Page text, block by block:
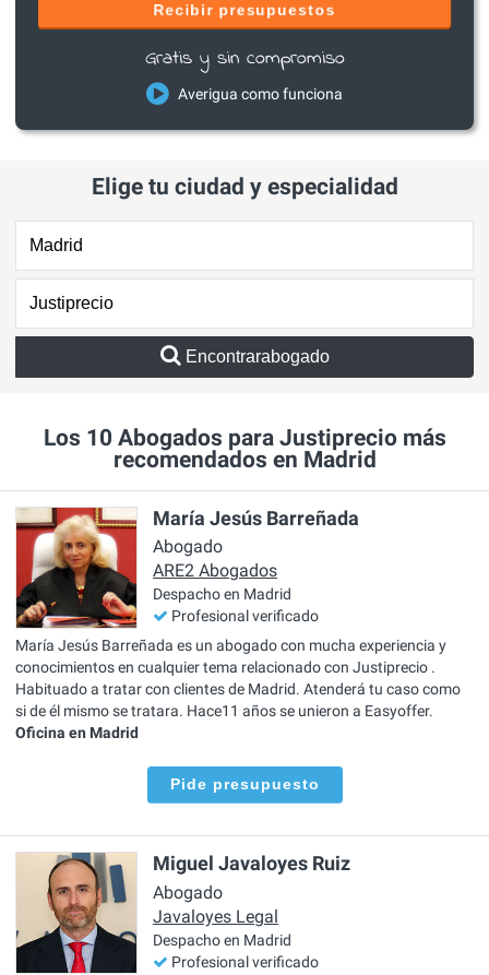
Recibir presupuestos
Gratis y sin compromiso
Averigua como funciona
Elige tu ciudad y especialidad
Encontrarabogado
Los 10 Abogados para Justiprecio más
recomendados en Madrid
María Jesús Barreñada
Abogado
ARE2 Abogados
Despacho en Madrid
Profesional verificado
María Jesús Barreñada es un abogado con mucha experiencia y
conocimientos en cualquier tema relacionado con Justiprecio .
Habituado a tratar con clientes de Madrid. Atenderá tu caso como
si de él mismo se tratara. Hace11 años se unieron a Easyoffer.
Oficina en Madrid
Pide presupuesto
Miguel Javaloyes Ruiz
Abogado
Javaloyes Legal
Despacho en Madrid
Profesional verificado